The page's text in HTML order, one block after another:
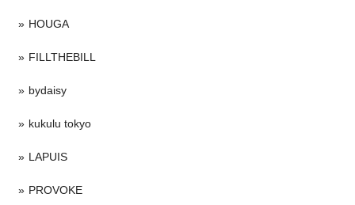
HOUGA
FILLTHEBILL
bydaisy
kukulu tokyo
LAPUIS
PROVOKE